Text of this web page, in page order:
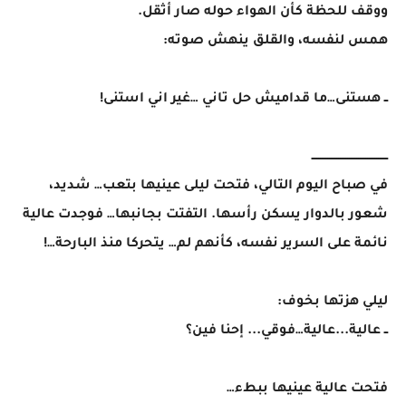
ووقف للحظة كأن الهواء حوله صار أثقل.
همس لنفسه، والقلق ينهش صوته:
ــ هستنى…ما قداميش حل تاني …غير اني استنى!
ــــــــــــــــــــــــــــــــــــــــــ
في صباح اليوم التالي، فتحت ليلى عينيها بتعب… شديد،
شعور بالدوار يسكن رأسها. التفتت بجانبها… فوجدت عالية
نائمة على السرير نفسه، كأنهم لم… يتحركا منذ البارحة…!
ليلي هزتها بخوف:
ــ عالية...عالية…فوقي... إحنا فين؟
فتحت عالية عينيها ببطء…